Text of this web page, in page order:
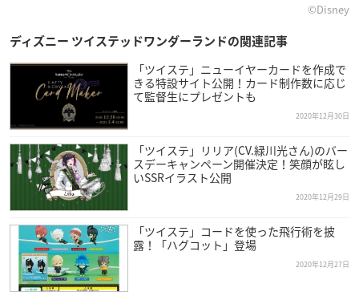
・キャラクターカード 22種
・キャラクターカード（金色箔押しver.） 7種
ウエハース（焼菓子）
※販売単位：1BOX20個入
【素材】
カード：PVC
【サイズ】
H約83mm ×W約56mm
【対象年齢】
15歳以上
©︎Disney
ディズニー ツイステッドワンダーランドの関連記事
「ツイステ」ニューイヤーカードを作成で
きる特設サイト公開！カード制作数に応じ
て監督生にプレゼントも
2020年12月30日
「ツイステ」リリア(CV.緑川光さん)のバー
スデーキャンペーン開催決定！笑顔が眩し
いSSRイラスト公開
2020年12月29日
「ツイステ」コードを使った飛行術を披
露！「ハグコット」登場
2020年12月27日